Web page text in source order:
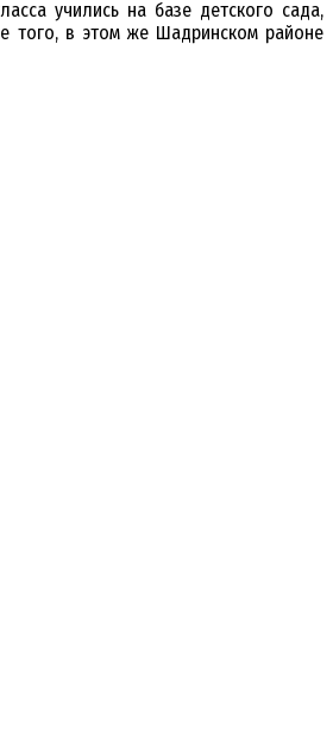
учились на базе детского сада,
того, в этом же Шадринском районе